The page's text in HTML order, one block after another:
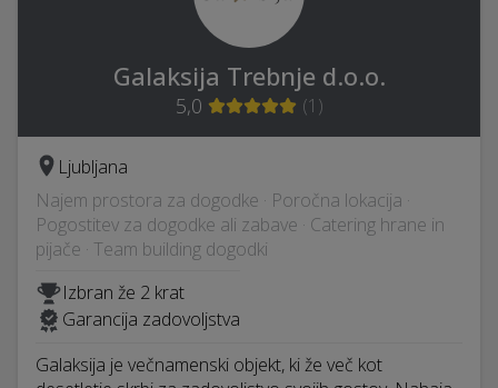
Galaksija Trebnje d.o.o.
5,0 (1 )
Ljubljana
Najem prostora za dogodke · Poročna lokacija ·
Pogostitev za dogodke ali zabave · Catering hrane in
pijače · Team building dogodki
Izbran že 2 krat
Garancija zadovoljstva
Galaksija je večnamenski objekt, ki že več kot